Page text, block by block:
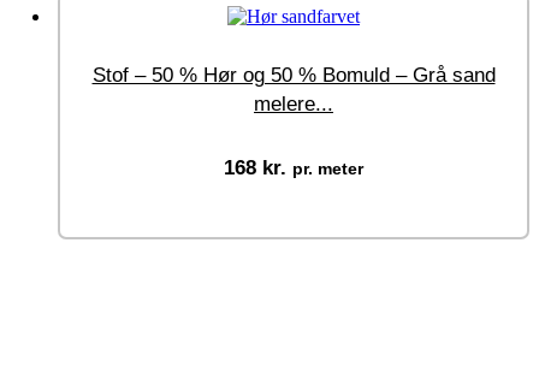
Stof – 50 % Hør og 50 % Bomuld – Grå sand
melere...
168 kr. pr. meter